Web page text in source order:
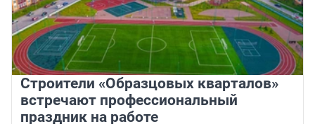
Строители «Образцовых кварталов»
встречают профессиональный
праздник на работе